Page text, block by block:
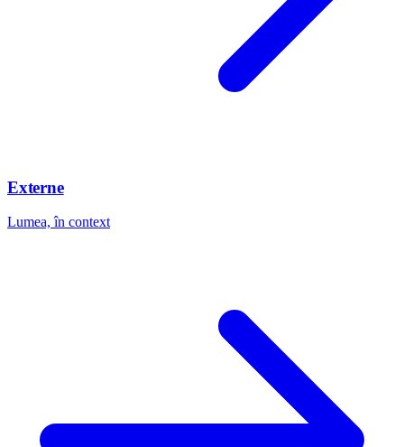
Externe
Lumea, în context